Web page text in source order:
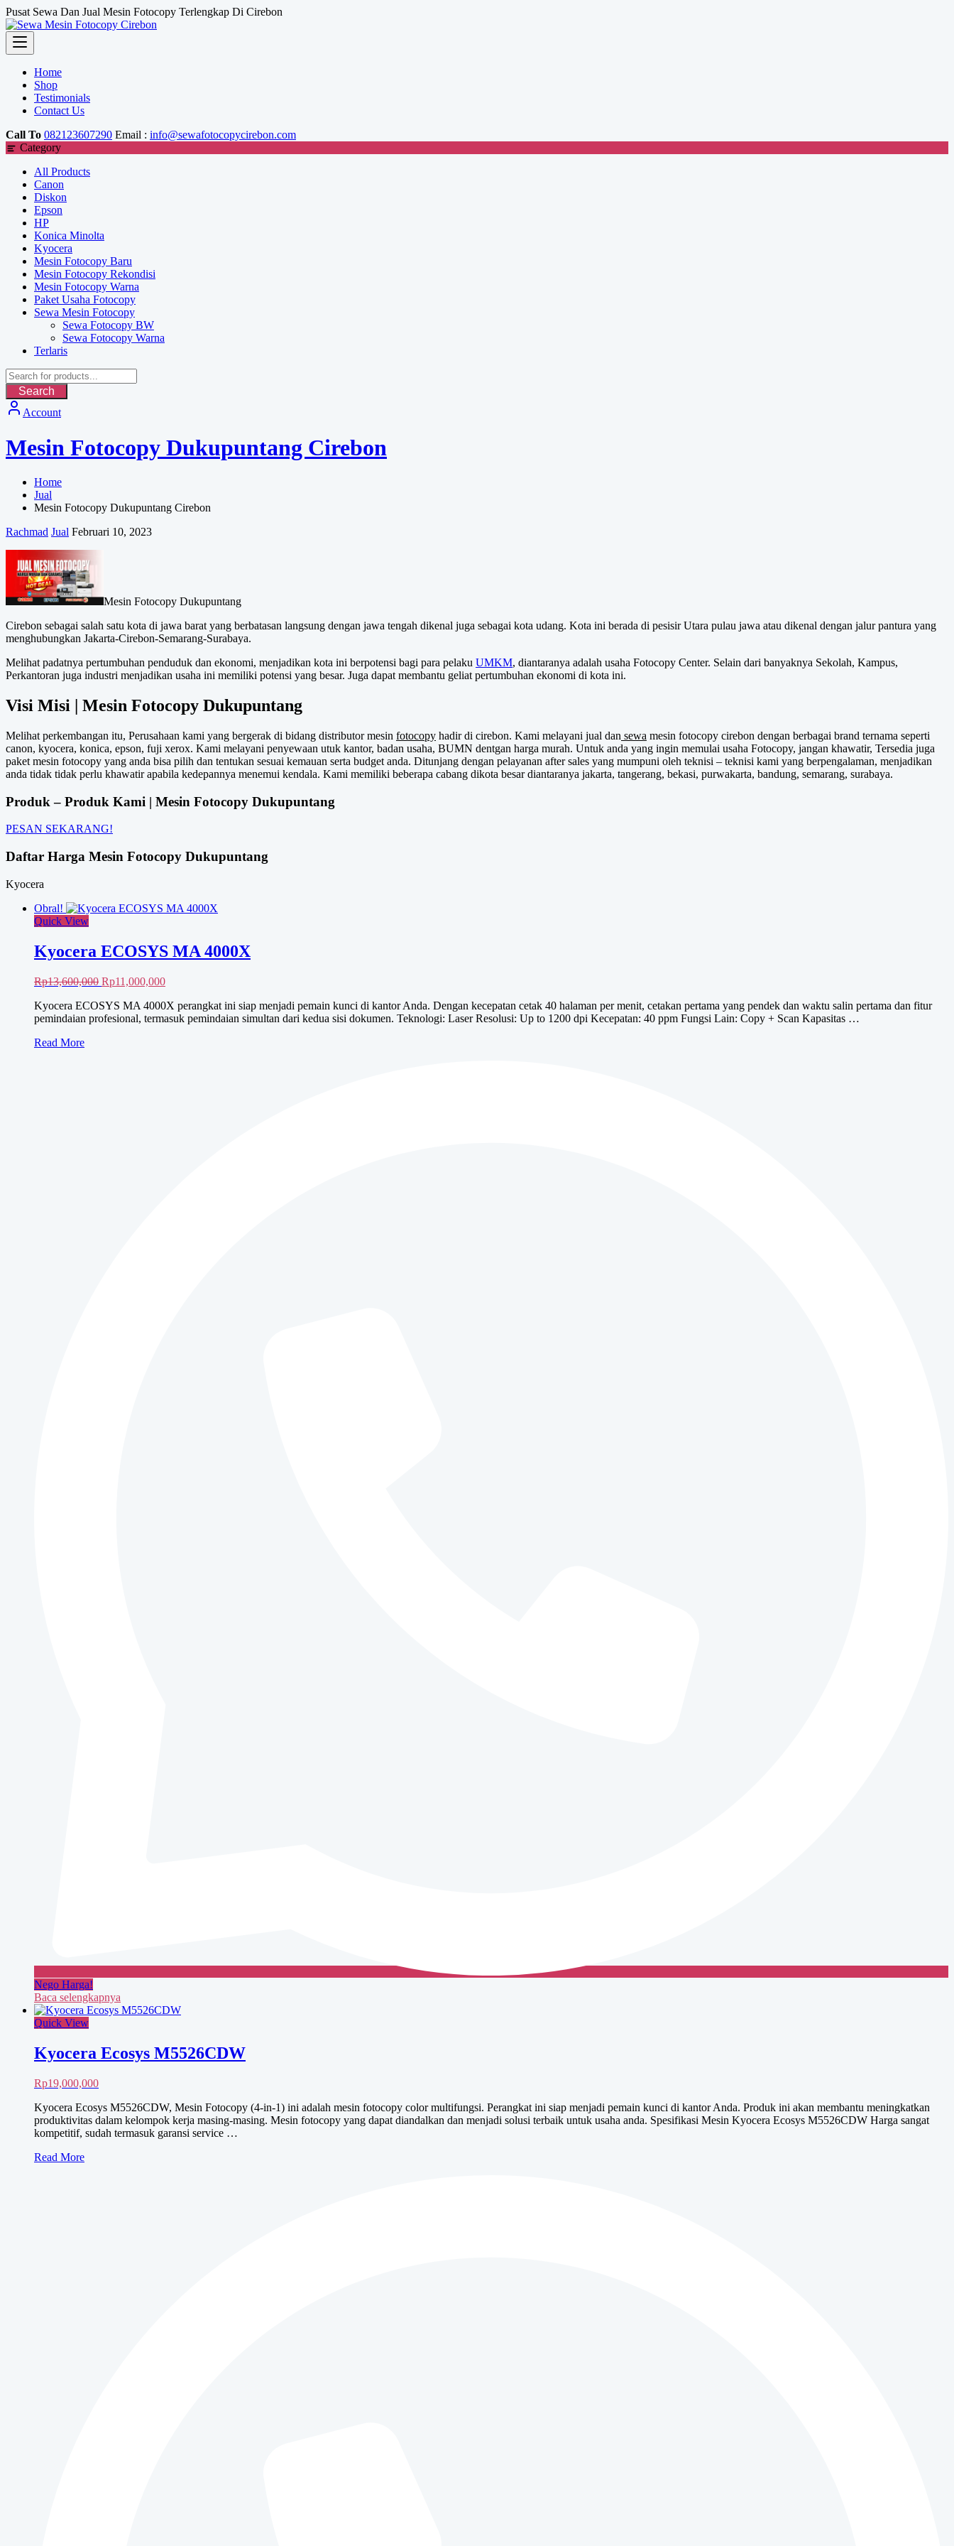
Skip
to
content
Pusat Sewa Dan Jual Mesin Fotocopy Terlengkap Di Cirebon
Home
Shop
Testimonials
Contact Us
Call To 082123607290 Email : info@sewafotocopycirebon.com
Category
All Products
Canon
Diskon
Epson
HP
Konica Minolta
Kyocera
Mesin Fotocopy Baru
Mesin Fotocopy Rekondisi
Mesin Fotocopy Warna
Paket Usaha Fotocopy
Sewa Mesin Fotocopy
Sewa Fotocopy BW
Sewa Fotocopy Warna
Terlaris
Search
Account
Mesin Fotocopy Dukupuntang Cirebon
Home
Jual
Mesin Fotocopy Dukupuntang Cirebon
Rachmad Jual Februari 10, 2023
Mesin Fotocopy Dukupuntang
Cirebon sebagai salah satu kota di jawa barat yang berbatasan langsung dengan jawa tengah dikenal juga sebagai kota udang. Kota ini berada di pesisir Utara pulau jawa atau dikenal dengan jalur pantura yang
menghubungkan Jakarta-Cirebon-Semarang-Surabaya.
Melihat padatnya pertumbuhan penduduk dan ekonomi, menjadikan kota ini berpotensi bagi para pelaku UMKM, diantaranya adalah usaha Fotocopy Center. Selain dari banyaknya Sekolah, Kampus,
Perkantoran juga industri menjadikan usaha ini memiliki potensi yang besar. Juga dapat membantu geliat pertumbuhan ekonomi di kota ini.
Visi Misi | Mesin Fotocopy Dukupuntang
Melihat perkembangan itu, Perusahaan kami yang bergerak di bidang distributor mesin fotocopy hadir di cirebon. Kami melayani jual dan sewa mesin fotocopy cirebon dengan berbagai brand ternama seperti
canon, kyocera, konica, epson, fuji xerox. Kami melayani penyewaan utuk kantor, badan usaha, BUMN dentgan harga murah. Untuk anda yang ingin memulai usaha Fotocopy, jangan khawatir, Tersedia juga
paket mesin fotocopy yang anda bisa pilih dan tentukan sesuai kemauan serta budget anda. Ditunjang dengan pelayanan after sales yang mumpuni oleh teknisi – teknisi kami yang berpengalaman, menjadikan
anda tidak tidak perlu khawatir apabila kedepannya menemui kendala. Kami memiliki beberapa cabang dikota besar diantaranya jakarta, tangerang, bekasi, purwakarta, bandung, semarang, surabaya.
Produk – Produk Kami | Mesin Fotocopy Dukupuntang
PESAN SEKARANG!
Daftar Harga Mesin Fotocopy Dukupuntang
Kyocera
Obral!
Quick View
Kyocera ECOSYS MA 4000X
Rp13,600,000 Harga
adalah:
Rp13,600,000.
Rp11,000,000Harga
ini
adalah:
Kyocera ECOSYS MA 4000X perangkat ini siap menjadi pemain kunci di kantor Anda. Dengan kecepatan cetak 40 halaman per menit, cetakan pertama yang pendek dan waktu salin pertama dan fitur
pemindaian profesional, termasuk pemindaian simultan dari kedua sisi dokumen. Teknologi: Laser Resolusi: Up to 1200 dpi Kecepatan: 40 ppm Fungsi Lain: Copy + Scan Kapasitas …
Kyocera
Read More
Nego Harga!
Baca selengkapnya
Quick View
Kyocera Ecosys M5526CDW
Rp19,000,000
Kyocera Ecosys M5526CDW, Mesin Fotocopy (4-in-1) ini adalah mesin fotocopy color multifungsi. Perangkat ini siap menjadi pemain kunci di kantor Anda. Produk ini akan membantu meningkatkan
produktivitas dalam kelompok kerja masing-masing. Mesin fotocopy yang dapat diandalkan dan menjadi solusi terbaik untuk usaha anda. Spesifikasi Mesin Kyocera Ecosys M5526CDW Harga sangat
kompetitif, sudah termasuk garansi service …
Kyocera
Read More